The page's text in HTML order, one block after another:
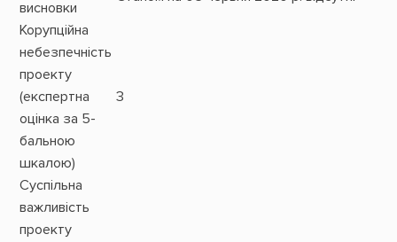
висновки
Корупційна
небезпечність
проекту
(експертна
оцінка за 5-
бальною
шкалою)
3
Суспільна
важливість
проекту